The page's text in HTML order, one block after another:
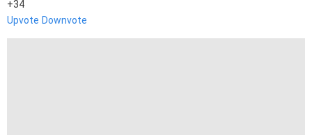
34
Upvote Downvote